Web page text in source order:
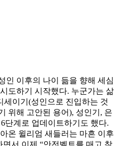
인 이후의 나이 듦을 향해 세심
도하기 시작했다. 누군가는 삶
세이기(성인으로 진입하는 것
위해 고안된 용어), 성인기, 은
단계로 업데이트하기도 했다.
온 윌리엄 새들러는 마흔 이후